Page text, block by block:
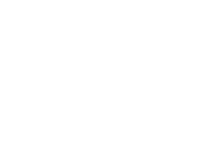
proporcionando
porta-retratos e muito mais.